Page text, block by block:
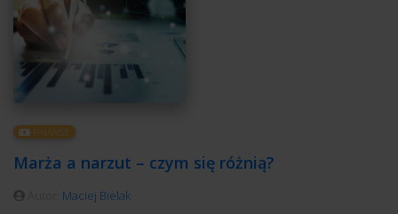
FINANSE
Marża a narzut – czym się różnią?
Maciej Bielak